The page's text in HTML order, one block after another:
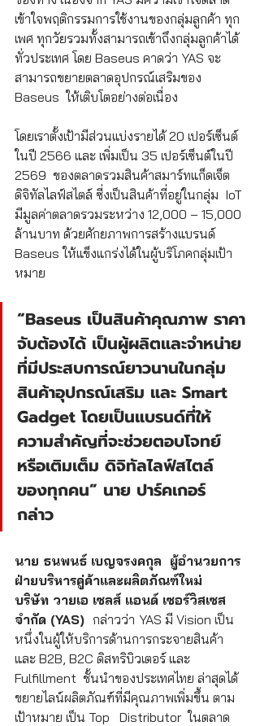
เข้าใจพฤติกรรมการใช้งานของกลุ่มลูกค้า ทุก
เพศ ทุกวัยรวมทั้งสามารถเข้าถึงกลุ่มลูกค้าได้
ทั่วประเทศ โดย Baseus คาดว่า YAS จะ
สามารถขยายตลาดอุปกรณ์เสริมของ
Baseus  ให้เติบโตอย่างต่อเนื่อง
โดยเราตั้งเป้ามีส่วนแบ่งรายได้ 20 เปอร์เซ็นต์
ในปี 2566 และ เพิ่มเป็น 35 เปอร์เซ็นต์ในปี
2569  ของตลาดรวมสินค้าสมาร์ทแก็ดเจ็ต
ดิจิทัลไลฟ์สไตล์ ซี่งเป็นสินค้าที่อยู่ในกลุ่ม  IoT
มีมูลค่าตลาดรวมระหว่าง 12,000 – 15,000
ล้านบาท ด้วยศักยภาพการสร้างแบรนด์
Baseus ให้แข็งแกร่งได้ในผู้บริโภคกลุ่มเป้า
หมาย
“Baseus เป็นสินค้าคุณภาพ ราคา
จับต้องได้ เป็นผู้ผลิตและจำหน่าย
ที่มีประสบการณ์ยาวนานในกลุ่ม
สินค้าอุปกรณ์เสริม และ Smart
Gadget โดยเป็นแบรนด์ที่ให้
ความสำคัญที่จะช่วยตอบโจทย์
หรือเติมเต็ม ดิจิทัลไลฟ์สไตล์
ของทุกคน” นาย ปาร์คเกอร์
กล่าว
นาย ธนพนธ์ เบญจรงคกุล  ผู้อำนวยการ
ฝ่ายบริหารคู่ค้าและผลิตภัณฑ์ใหม่
บริษัท วายเอ เซลส์ แอนด์ เซอร์วิสเซส
จำกัด (YAS) กล่าวว่า YAS มี Vision เป็น
หนึ่งในผู้ให้บริการด้านการกระจายสินค้า
และ B2B, B2C ดิสทริบิวเตอร์ และ
Fulfillment  ชั้นนำของประเทศไทย ล่าสุดได้
ขยายไลน์ผลิตภัณฑ์ที่มีคุณภาพเพิ่มขึ้น ตาม
เป้าหมาย เป็น Top   Distributor  ในตลาด